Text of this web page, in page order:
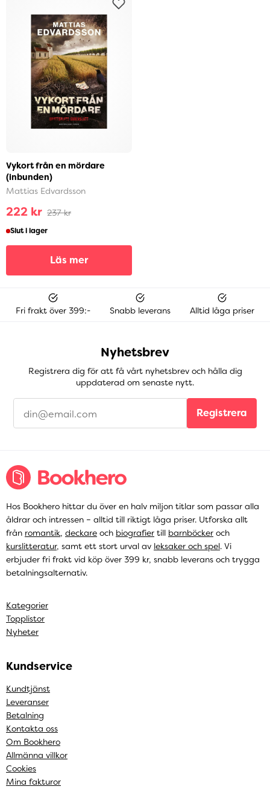
Vykort från en mördare
(inbunden)
Mattias Edvardsson
222 kr 237 kr
Slut i lager
Läs mer
Fri frakt över 399:- Snabb leverans Alltid låga priser
Nyhetsbrev
Registrera dig för att få vårt nyhetsbrev och hålla dig
uppdaterad om senaste nytt.
Registrera
Hos Bookhero hittar du över en halv miljon titlar som passar alla
åldrar och intressen – alltid till riktigt låga priser. Utforska allt
från romantik, deckare och biografier till barnböcker och
kurslitteratur, samt ett stort urval av leksaker och spel. Vi
erbjuder fri frakt vid köp över 399 kr, snabb leverans och trygga
betalningsalternativ.
Kategorier
Topplistor
Nyheter
Kundservice
Kundtjänst
Leveranser
Betalning
Kontakta oss
Om Bookhero
Allmänna villkor
Cookies
Mina fakturor